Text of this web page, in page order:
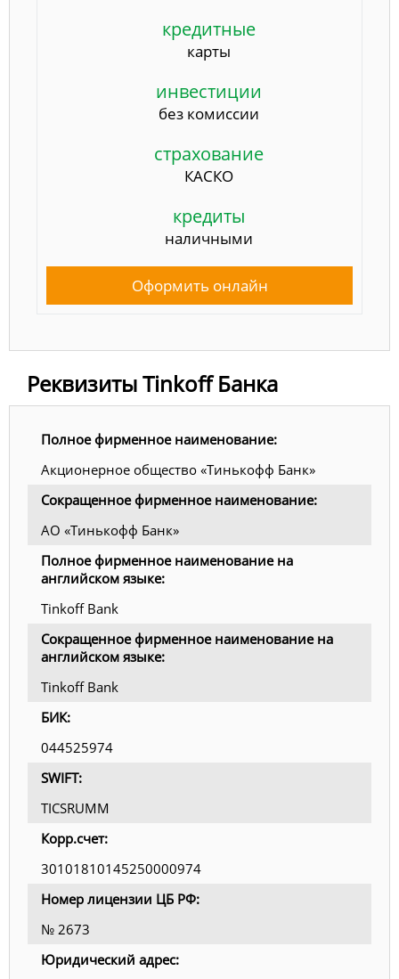
кредитные
карты
инвестиции
без комиссии
страхование
КАСКО
кредиты
наличными
Оформить онлайн
Реквизиты Tinkoff Банка
Полное фирменное наименование:
Акционерное общество «Тинькофф Банк»
Сокращенное фирменное наименование:
АО «Тинькофф Банк»
Полное фирменное наименование на
английском языке:
Tinkoff Bank
Сокращенное фирменное наименование на
английском языке:
Tinkoff Bank
БИК:
044525974
SWIFT:
TICSRUMM
Корр.счет:
30101810145250000974
Номер лицензии ЦБ РФ:
№ 2673
Юридический адрес: